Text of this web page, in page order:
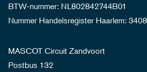
BTW-nummer: NL802842744B01
Nummer Handelsregister Haarlem:
MASCOT Circuit Zandvoort
Postbus 132